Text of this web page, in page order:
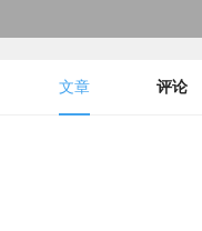
文章 评论